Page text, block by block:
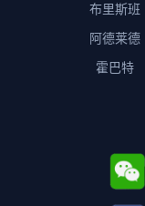
布里斯班
阿德莱德
霍巴特